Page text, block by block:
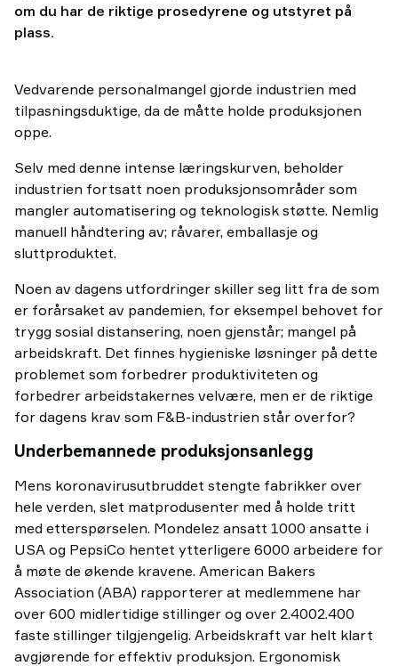
om du har de riktige prosedyrene og utstyret på
plass.
Vedvarende personalmangel gjorde industrien med
tilpasningsduktige, da de måtte holde produksjonen
oppe.
Selv med denne intense læringskurven, beholder
industrien fortsatt noen produksjonsområder som
mangler automatisering og teknologisk støtte. Nemlig
manuell håndtering av; råvarer, emballasje og
sluttproduktet.
Noen av dagens utfordringer skiller seg litt fra de som
er forårsaket av pandemien, for eksempel behovet for
trygg sosial distansering, noen gjenstår; mangel på
arbeidskraft. Det finnes hygieniske løsninger på dette
problemet som forbedrer produktiviteten og
forbedrer arbeidstakernes velvære, men er de riktige
for dagens krav som F&B-industrien står overfor?
Underbemannede produksjonsanlegg
Mens koronavirusutbruddet stengte fabrikker over
hele verden, slet matprodusenter med å holde tritt
med etterspørselen. Mondelez ansatt 1000 ansatte i
USA og PepsiCo hentet ytterligere 6000 arbeidere for
å møte de økende kravene. American Bakers
Association (ABA) rapporterer at medlemmene har
over 600 midlertidige stillinger og over 2.4002.400
faste stillinger tilgjengelig. Arbeidskraft var helt klart
avgjørende for effektiv produksjon. Ergonomisk